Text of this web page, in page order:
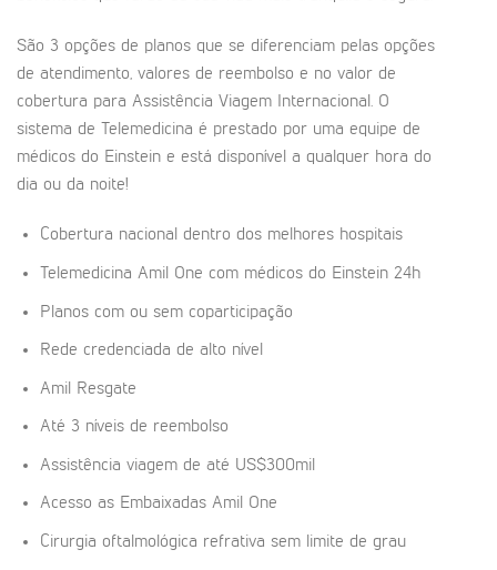
São 3 opções de planos que se diferenciam pelas opções
de atendimento, valores de reembolso e no valor de
cobertura para Assistência Viagem Internacional. O
sistema de Telemedicina é prestado por uma equipe de
médicos do Einstein e está disponível a qualquer hora do
dia ou da noite!
Cobertura nacional dentro dos melhores hospitais
Telemedicina Amil One com médicos do Einstein 24h
Planos com ou sem coparticipação
Rede credenciada de alto nível
Amil Resgate
Até 3 níveis de reembolso
Assistência viagem de até US$300mil
Acesso as Embaixadas Amil One
Cirurgia oftalmológica refrativa sem limite de grau